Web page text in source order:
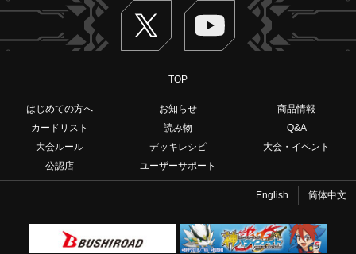
Twitter ヴァンガードch
TOP
はじめての方へ お知らせ
商品情報
カードリスト
読み物
Q&A
大会ルール
デッキレシピ
大会・イベント
公認店
ユーザーサポート
English 简体中文